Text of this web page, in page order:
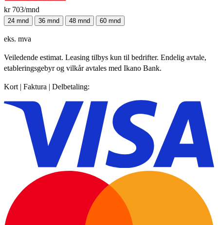
kr 703/mnd
24 mnd 36 mnd 48 mnd 60 mnd
eks. mva
Veiledende estimat. Leasing tilbys kun til bedrifter. Endelig avtale,
etableringsgebyr og vilkår avtales med Ikano Bank.
Kort | Faktura | Delbetaling: